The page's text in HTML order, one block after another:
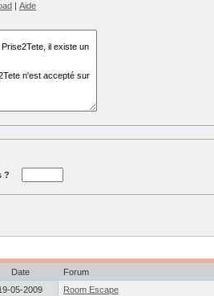
| Aide
?
Date
Forum
05-2009
Room Escape